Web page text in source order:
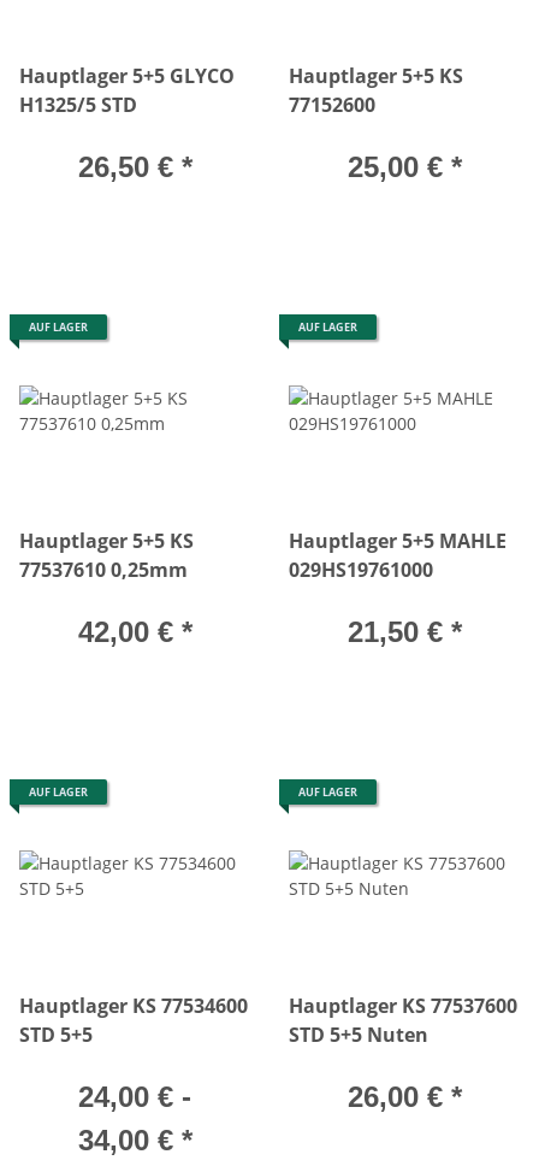
Hauptlager 5+5 GLYCO
H1325/5 STD
26,50 € *
Hauptlager 5+5 KS
77152600
25,00 € *
AUF LAGER
Hauptlager 5+5 KS
77537610 0,25mm
42,00 € *
AUF LAGER
Hauptlager 5+5 MAHLE
029HS19761000
21,50 € *
AUF LAGER
Hauptlager KS 77534600
STD 5+5
24,00 € -
34,00 € *
AUF LAGER
Hauptlager KS 77537600
STD 5+5 Nuten
26,00 € *